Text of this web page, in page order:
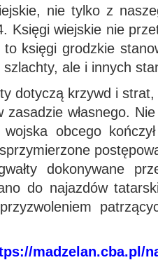
nie tylko z
Księgi wiejskie nie
księgi grodzkie
ale i innych
dotyczą krzywd i
własnego.
obcego
dokonywane
do najazdów
madzelan.cba.pl/